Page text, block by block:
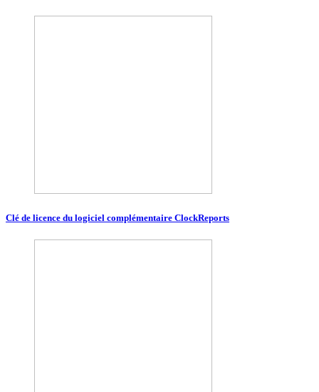
Clé de licence du logiciel complémentaire ClockReports